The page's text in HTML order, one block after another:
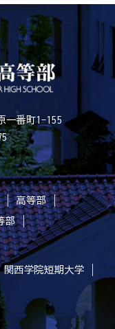
一番町1-155
高等部
部
関西学院短期大学